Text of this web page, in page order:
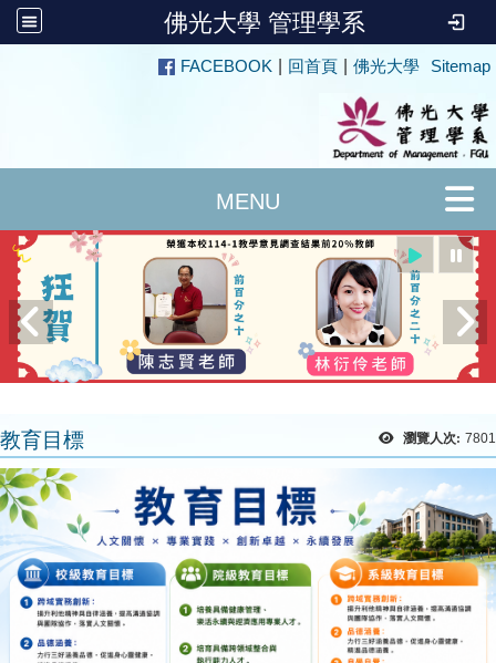
佛光大學 管理學系
:::
FACEBOOK 回首頁 佛光大學 Sitemap
瀏覽人次: 7801
教育目標